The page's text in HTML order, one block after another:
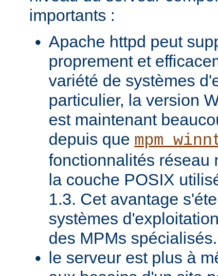
importants :
Apache httpd peut
proprement et
variété de systèmes
particulier, la version
est maintenant
depuis que
fonctionnalités réseau
la couche POSIX
1.3. Cet avantage
systèmes
des MPMs spécialisés.
le serveur est plus à